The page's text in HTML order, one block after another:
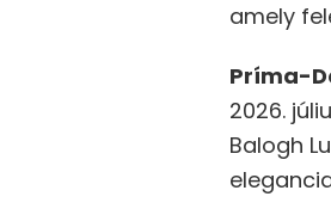
amely
Príma-
2026.
Balogh